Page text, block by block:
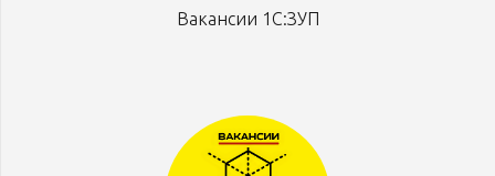
Вакансии 1С:ЗУП